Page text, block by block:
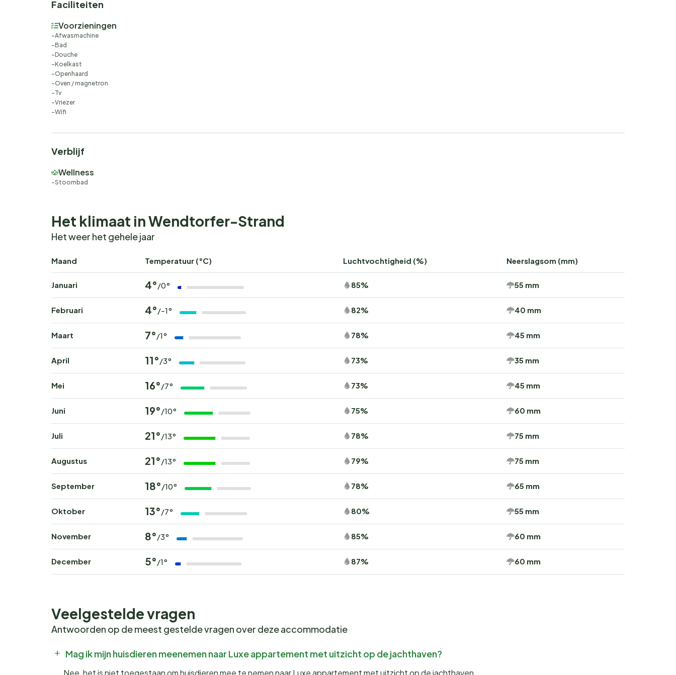
Faciliteiten
Voorzieningen
Afwasmachine
Bad
Douche
Koelkast
Openhaard
Oven / magnetron
Tv
Vriezer
Wifi
Verblijf
Wellness
Stoombad
Het klimaat in Wendtorfer-Strand
Het weer het gehele jaar
Maand Temperatuur (°C) Luchtvochtigheid (%) Neerslagsom (mm)
Januari 4° /0° 85% 55 mm
Februari 4° /-1° 82% 40 mm
Maart 7° /1° 78% 45 mm
April 11° /3° 73% 35 mm
Mei 16° /7° 73% 45 mm
Juni 19° /10° 75% 60 mm
Juli 21° /13° 78% 75 mm
Augustus 21° /13° 79% 75 mm
September 18° /10° 78% 65 mm
Oktober 13° /7° 80% 55 mm
November 8° /3° 85% 60 mm
December 5° /1° 87% 60 mm
Veelgestelde vragen
Antwoorden op de meest gestelde vragen over deze accommodatie
Mag ik mijn huisdieren meenemen naar Luxe appartement met uitzicht op de jachthaven?
Nee, het is niet toegestaan om huisdieren mee te nemen naar Luxe appartement met uitzicht op de jachthaven